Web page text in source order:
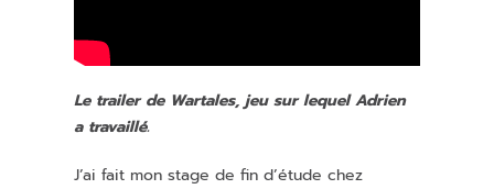
Le trailer de Wartales, jeu sur lequel Adrien
a travaillé.
J’ai fait mon stage de fin d’étude chez